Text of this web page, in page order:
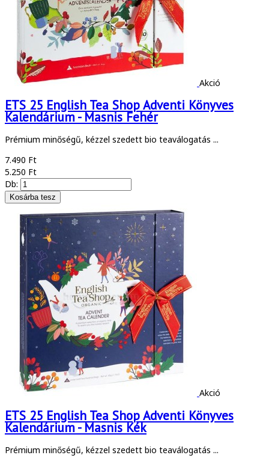
Akció
ETS 25 English Tea Shop Adventi Könyves
Kalendárium - Masnis Fehér
Prémium minőségű, kézzel szedett bio teaválogatás ...
7.490 Ft
5.250 Ft
Db:
Akció
ETS 25 English Tea Shop Adventi Könyves
Kalendárium - Masnis Kék
Prémium minőségű, kézzel szedett bio teaválogatás ...